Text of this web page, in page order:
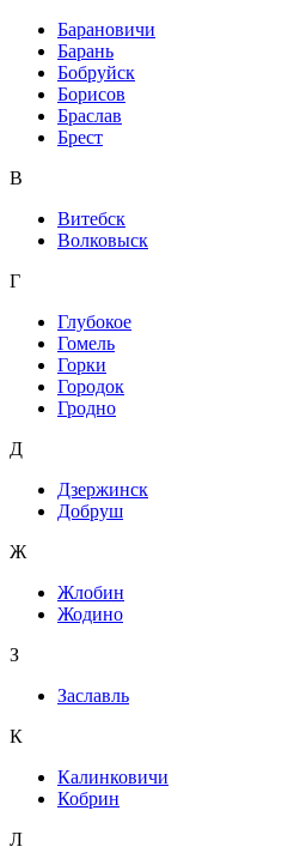
Барановичи
Барань
Бобруйск
Борисов
Браслав
Брест
В
Витебск
Волковыск
Г
Глубокое
Гомель
Горки
Городок
Гродно
Д
Дзержинск
Добруш
Ж
Жлобин
Жодино
З
Заславль
К
Калинковичи
Кобрин
Л